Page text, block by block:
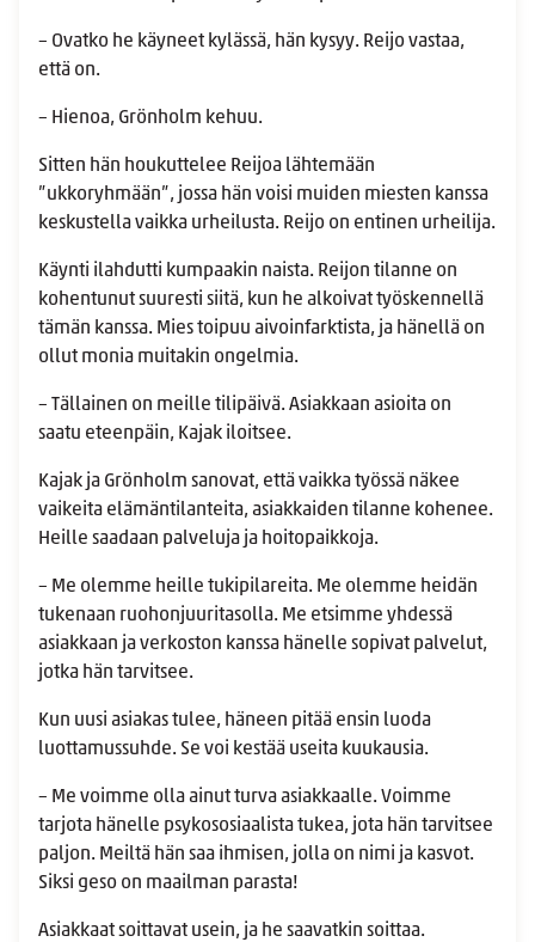
– Ovatko he käyneet kylässä, hän kysyy. Reijo vastaa,
että on.
– Hienoa, Grönholm kehuu.
Sitten hän houkuttelee Reijoa lähtemään
”ukkoryhmään”, jossa hän voisi muiden miesten kanssa
keskustella vaikka urheilusta. Reijo on entinen urheilija.
Käynti ilahdutti kumpaakin naista. Reijon tilanne on
kohentunut suuresti siitä, kun he alkoivat työskennellä
tämän kanssa. Mies toipuu aivoinfarktista, ja hänellä on
ollut monia muitakin ongelmia.
– Tällainen on meille tilipäivä. Asiakkaan asioita on
saatu eteenpäin, Kajak iloitsee.
Kajak ja Grönholm sanovat, että vaikka työssä näkee
vaikeita elämäntilanteita, asiakkaiden tilanne kohenee.
Heille saadaan palveluja ja hoitopaikkoja.
– Me olemme heille tukipilareita. Me olemme heidän
tukenaan ruohonjuuritasolla. Me etsimme yhdessä
asiakkaan ja verkoston kanssa hänelle sopivat palvelut,
jotka hän tarvitsee.
Kun uusi asiakas tulee, häneen pitää ensin luoda
luottamussuhde. Se voi kestää useita kuukausia.
– Me voimme olla ainut turva asiakkaalle. Voimme
tarjota hänelle psykososiaalista tukea, jota hän tarvitsee
paljon. Meiltä hän saa ihmisen, jolla on nimi ja kasvot.
Siksi geso on maailman parasta!
Asiakkaat soittavat usein, ja he saavatkin soittaa.